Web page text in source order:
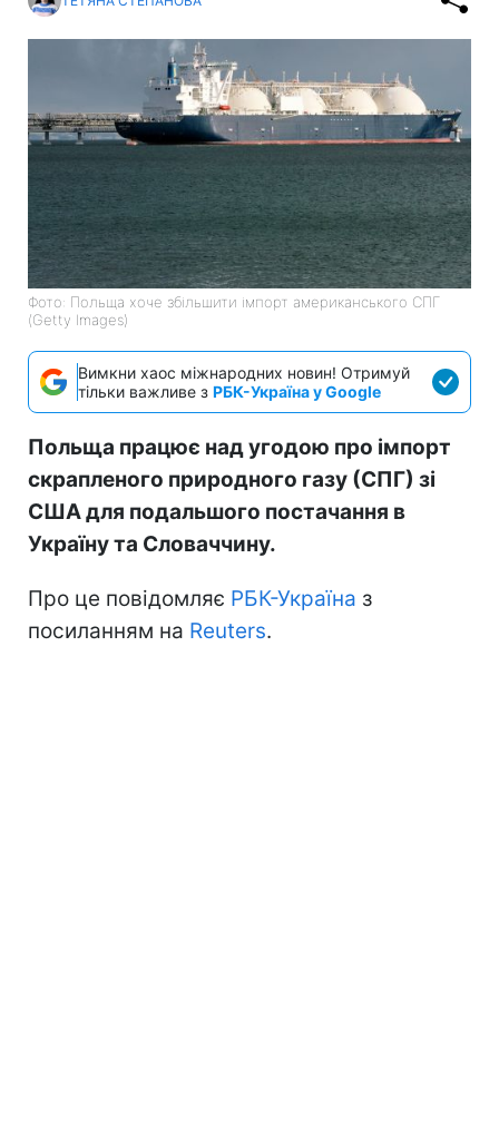
Фото: Польща хоче збільшити імпорт американського СПГ
(Getty Images)
Вимкни хаос міжнародних новин! Отримуй
тільки важливе з РБК-Україна у Google
Польща працює над угодою про імпорт
скрапленого природного газу (СПГ) зі
США для подальшого постачання в
Україну та Словаччину.
Про це повідомляє РБК-Україна з
посиланням на Reuters.